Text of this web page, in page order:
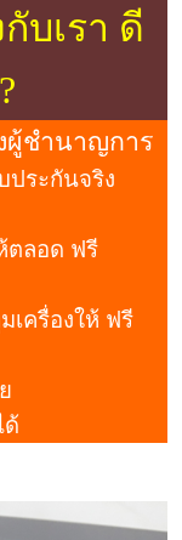
บเรา ดี
ผู้ชำนาญการ
ประกันจริง
ตลอด ฟรี
ครื่องให้ ฟรี
ด้